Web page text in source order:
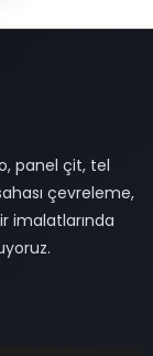
panel çit, tel
çevreleme,
imalatlarında